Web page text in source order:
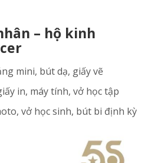
– hộ kinh
mini, bút dạ, giấy vẽ
in, máy tính, vở học tập
vở học sinh, bút bi định kỳ